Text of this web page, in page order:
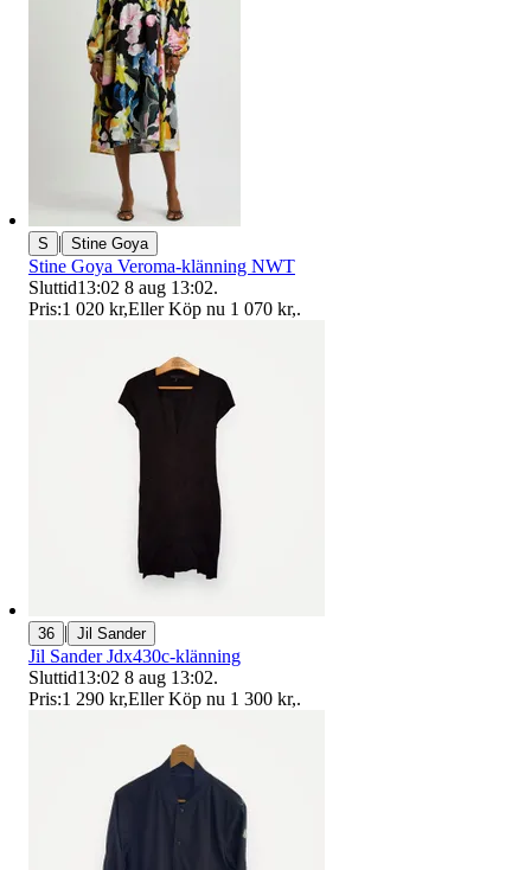
S | Stine Goya
Stine Goya Veroma-klänning NWT
Sluttid13:02 8 aug 13:02.
Pris:1 020 kr,Eller Köp nu 1 070 kr,.
36 | Jil Sander
Jil Sander Jdx430c-klänning
Sluttid13:02 8 aug 13:02.
Pris:1 290 kr,Eller Köp nu 1 300 kr,.